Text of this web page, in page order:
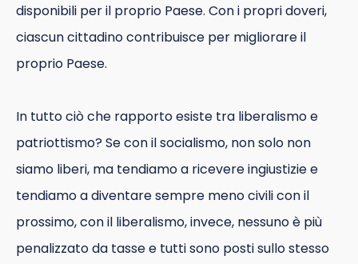
disponibili per il proprio Paese. Con i propri doveri,
ciascun cittadino contribuisce per migliorare il
proprio Paese.
In tutto ciò che rapporto esiste tra liberalismo e
patriottismo? Se con il socialismo, non solo non
siamo liberi, ma tendiamo a ricevere ingiustizie e
tendiamo a diventare sempre meno civili con il
prossimo, con il liberalismo, invece, nessuno è più
penalizzato da tasse e tutti sono posti sullo stesso